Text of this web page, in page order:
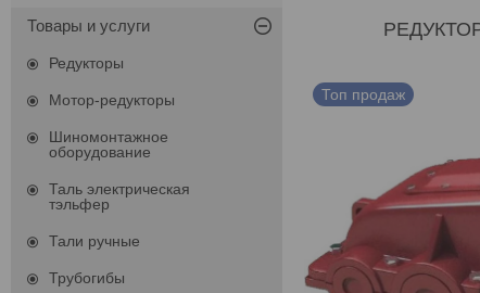
Топ продаж
Товары и услуги
Редукторы
Мотор-редукторы
Шиномонтажное
оборудование
Таль электрическая
тэльфер
Тали ручные
Трубогибы